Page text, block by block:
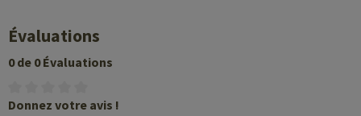
Évaluations
0 de 0 Évaluations
Donnez votre avis !